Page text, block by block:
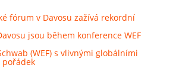
fórum v Davosu zažívá rekordní
jsou během konference WEF
(WEF) s vlivnými globálními
pořádek